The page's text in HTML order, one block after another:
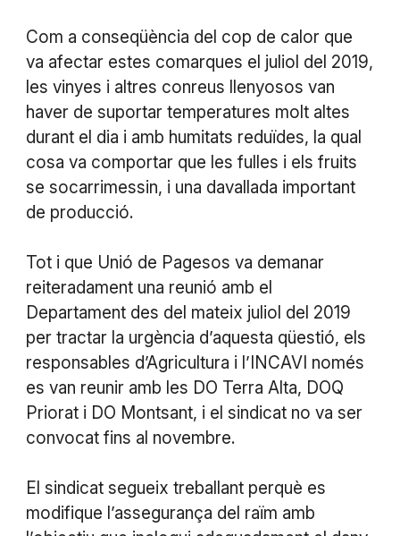
Com a conseqüència del cop de calor que
va afectar estes comarques el juliol del 2019,
les vinyes i altres conreus llenyosos van
haver de suportar temperatures molt altes
durant el dia i amb humitats reduïdes, la qual
cosa va comportar que les fulles i els fruits
se socarrimessin, i una davallada important
de producció.
Tot i que Unió de Pagesos va demanar
reiteradament una reunió amb el
Departament des del mateix juliol del 2019
per tractar la urgència d’aquesta qüestió, els
responsables d’Agricultura i l’INCAVI només
es van reunir amb les DO Terra Alta, DOQ
Priorat i DO Montsant, i el sindicat no va ser
convocat fins al novembre.
El sindicat segueix treballant perquè es
modifique l’assegurança del raïm amb